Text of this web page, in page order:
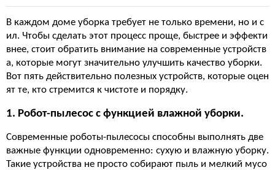
В каждом доме уборка требует не только времени, но и с
ил. Чтобы сделать этот процесс проще, быстрее и эффекти
внее, стоит обратить внимание на современные устройств
а, которые могут значительно улучшить качество уборки.
Вот пять действительно полезных устройств, которые оцен
ят те, кто стремится к чистоте и порядку.
1. Робот-пылесос с функцией влажной уборки.
Современные роботы-пылесосы способны выполнять две
важные функции одновременно: сухую и влажную уборку.
Такие устройства не просто собирают пыль и мелкий мусо